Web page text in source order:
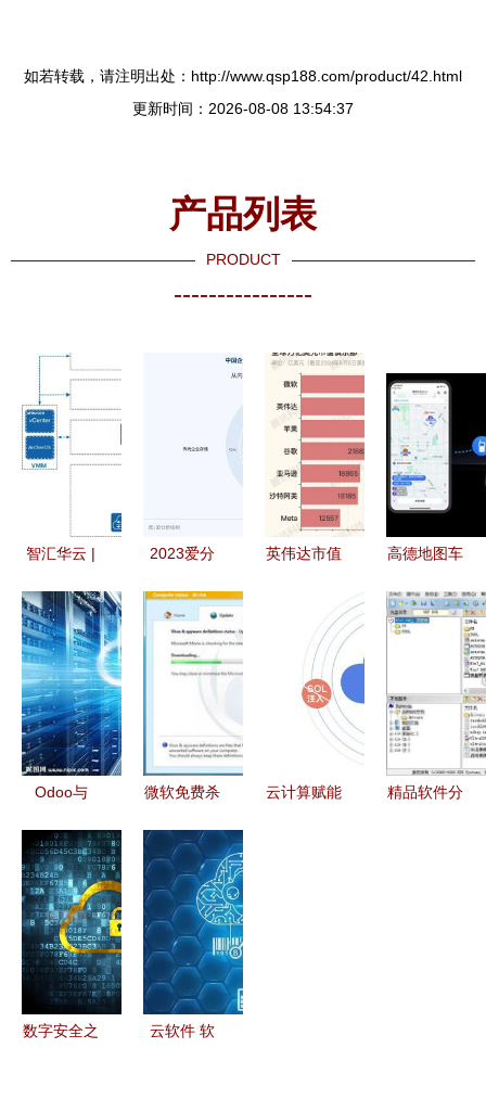
如若转载，请注明出处：http://www.qsp188.com/product/42.html
更新时间：2026-08-08 13:54:37
产品列表
PRODUCT
----------------
智汇华云 |
术 驱动企
业IT架构重
塑与软件定
义未来
2023爱分
义存储厂商
全景报告
英伟达市值
美元，超越
苹果位居次
席，软件与
云计算成增
高德地图车
手机与车机
Odoo与
件数据转云
与云计算应
用新篇章
微软免费杀
Morro曝光
基于云计算
的杀毒新体
验
云计算赋能
精品软件分
数字安全之
云软件 软